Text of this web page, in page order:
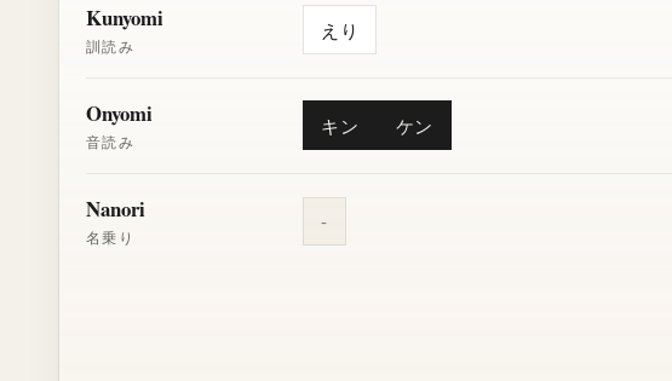
Kunyomi
訓読み
えり
Onyomi
音読み
キン ケン
Nanori
名乗り
-